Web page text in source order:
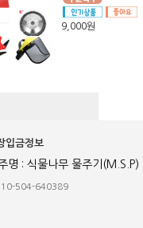
9,000원
입금정보
명 : 식물나무 물주기(M.S.P)
504-640389